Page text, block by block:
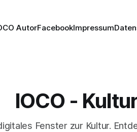
AutorFacebookImpressum
IOCO -
Fenster zur Kultur.